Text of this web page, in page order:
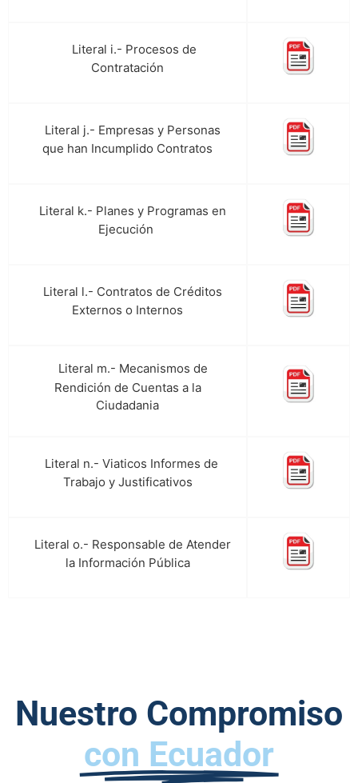
Literal i.- Procesos de
Contratación
Literal j.- Empresas y Personas
que han Incumplido Contratos
Literal k.- Planes y Programas en
Ejecución
Literal l.- Contratos de Créditos
Externos o Internos
Literal m.- Mecanismos de
Rendición de Cuentas a la
Ciudadania
Literal n.- Viaticos Informes de
Trabajo y Justificativos
Literal o.- Responsable de Atender
la Información Pública
Nuestro Compromiso
con Ecuador